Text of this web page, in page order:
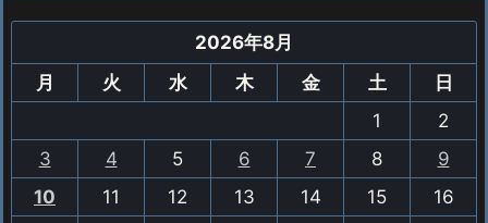
2026年8月
月
火 水 木 金 土
日
1
2
3
4 5 6 7 8
9
10
11 12 13 14 15
16